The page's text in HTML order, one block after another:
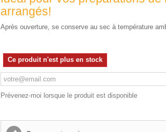
arrangés!
Après ouverture, se conserve au sec à température
Ce produit n'est plus en stock
Prévenez-moi lorsque le produit est disponible